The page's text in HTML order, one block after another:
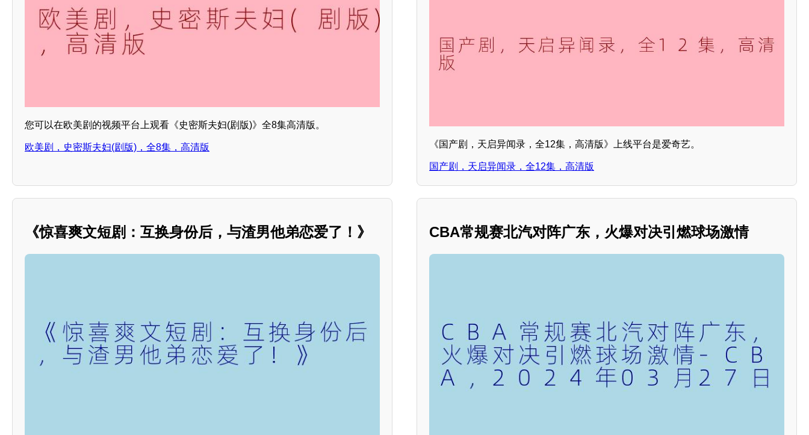
您可以在欧美剧的视频平台上观看《史密斯夫妇(剧版)》全8集高清版。
欧美剧，史密斯夫妇(剧版)，全8集，高清版 《国产剧，天启异闻录，全12集，高清版》上线平台是爱奇艺。
国产剧，天启异闻录，全12集，高清版
《惊喜爽文短剧：互换身份后，与渣男他弟恋爱了！》 CBA常规赛北汽对阵广东，火爆对决引燃球场激情